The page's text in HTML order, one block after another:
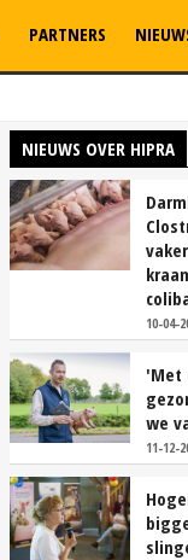
PARTNERS
NIEUWS OVER HIPRA
10-04-
'Met
we
11-12-